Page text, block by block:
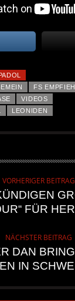
FS
VIDEOS
LEONIDEN
VORHERIGER BEITRAG
FÜR
NÄCHSTER BEITRAG
DAN
IN